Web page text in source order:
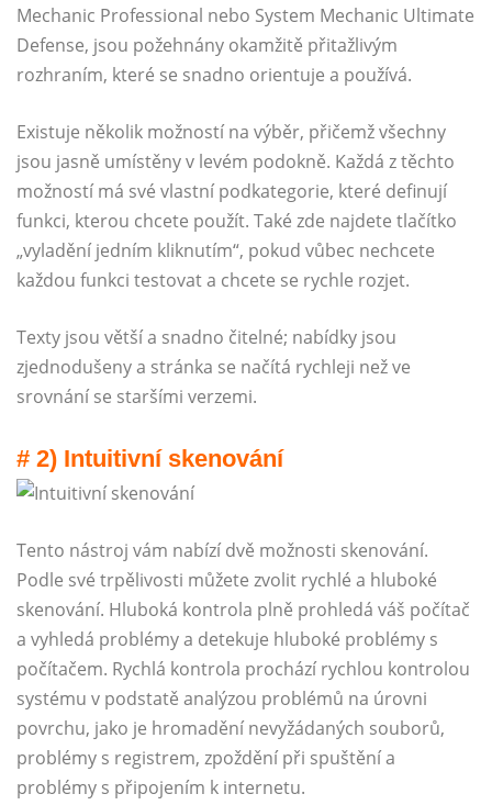
Mechanic Professional nebo System Mechanic Ultimate
Defense, jsou požehnány okamžitě přitažlivým
rozhraním, které se snadno orientuje a používá.
Existuje několik možností na výběr, přičemž všechny
jsou jasně umístěny v levém podokně. Každá z těchto
možností má své vlastní podkategorie, které definují
funkci, kterou chcete použít. Také zde najdete tlačítko
„vyladění jedním kliknutím“, pokud vůbec nechcete
každou funkci testovat a chcete se rychle rozjet.
Texty jsou větší a snadno čitelné; nabídky jsou
zjednodušeny a stránka se načítá rychleji než ve
srovnání se staršími verzemi.
# 2) Intuitivní skenování
Tento nástroj vám nabízí dvě možnosti skenování.
Podle své trpělivosti můžete zvolit rychlé a hluboké
skenování. Hluboká kontrola plně prohledá váš počítač
a vyhledá problémy a detekuje hluboké problémy s
počítačem. Rychlá kontrola prochází rychlou kontrolou
systému v podstatě analýzou problémů na úrovni
povrchu, jako je hromadění nevyžádaných souborů,
problémy s registrem, zpoždění při spuštění a
problémy s připojením k internetu.